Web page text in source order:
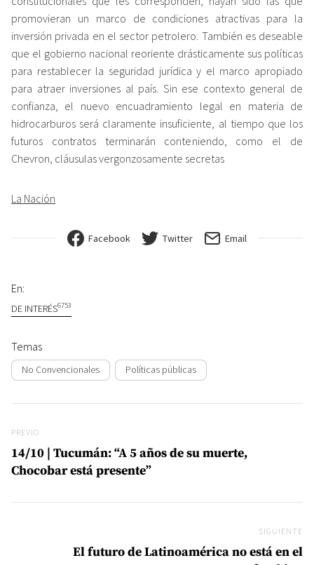
promovieran un marco de condiciones atractivas para la
inversión privada en el sector petrolero. También es deseable
que el gobierno nacional reoriente drásticamente sus políticas
para restablecer la seguridad jurídica y el marco apropiado
para atraer inversiones al país. Sin ese contexto general de
confianza, el nuevo encuadramiento legal en materia de
hidrocarburos será claramente insuficiente, al tiempo que los
futuros contratos terminarán conteniendo, como el de
Chevron, cláusulas vergonzosamente secretas
La Nación
Facebook Twitter Email
En:
DE INTERÉS6753
Temas
No Convencionales Políticas públicas
Previo
PREVIO
14/10 | Tucumán: “A 5 años de su muerte,
Chocobar está presente”
SIGUIENTE
El futuro de Latinoamérica no está en el